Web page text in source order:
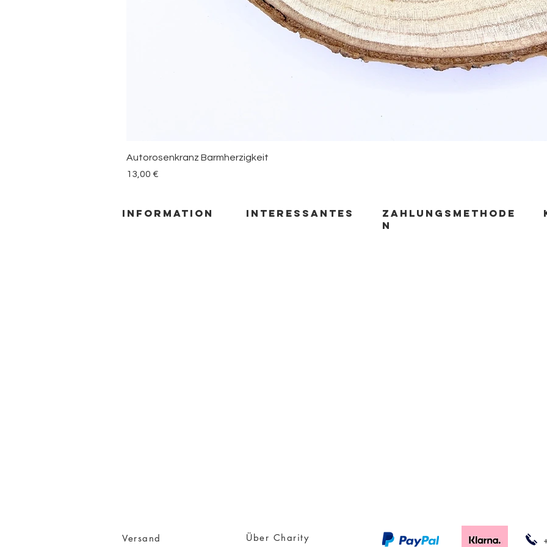
Autorosenkranz Barmherzigkeit
Preis
13,00 €
information
zahlungsmethode
n
INTERESSANTES
Versand Über Charity